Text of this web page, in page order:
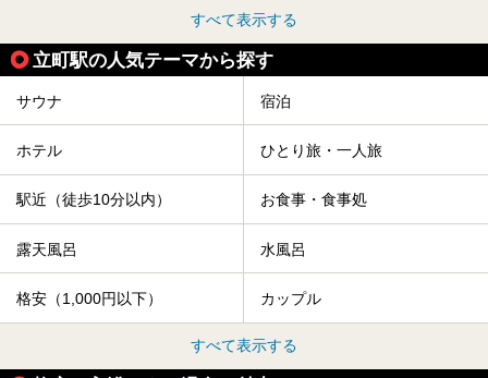
すべて表示する
立町駅の人気テーマから探す
サウナ 宿泊
ホテル ひとり旅・一人旅
駅近（徒歩10分以内） お食事・食事処
露天風呂 水風呂
格安（1,000円以下） カップル
すべて表示する